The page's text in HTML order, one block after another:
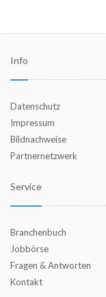
Info
Datenschutz
Impressum
Bildnachweise
Partnernetzwerk
Service
Branchenbuch
Jobbörse
Fragen & Antworten
Kontakt